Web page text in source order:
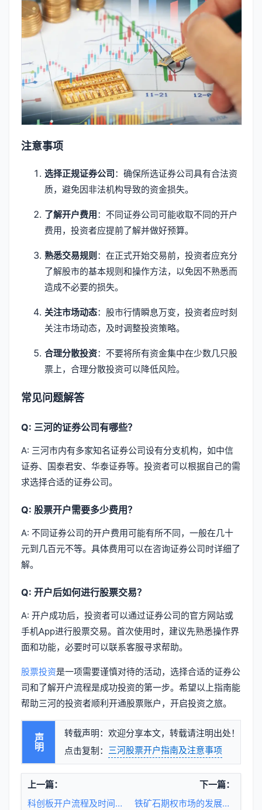
注意事项
选择正规证券公司 ：确保所选证券公司具有合法资
质，避免因非法机构导致的资金损失。
了解开户费用 ：不同证券公司可能收取不同的开户
费用，投资者应提前了解并做好预算。
熟悉交易规则 ：在正式开始交易前，投资者应充分
了解股市的基本规则和操作方法，以免因不熟悉而
造成不必要的损失。
关注市场动态：股市行情瞬息万变，投资者应时刻
关注市场动态，及时调整投资策略。
合理分散投资：不要将所有资金集中在少数几只股
票上，合理分散投资可以降低风险。
常见问题解答
Q: 三河的证券公司有哪些？
A: 三河市内有多家知名证券公司设有分支机构，如中信
证券、国泰君安、华泰证券等。投资者可以根据自己的需
求选择合适的证券公司。
Q: 股票开户需要多少费用？
A: 不同证券公司的开户费用可能有所不同，一般在几十
元到几百元不等。具体费用可以在咨询证券公司时详细了
解。
Q: 开户后如何进行股票交易？
A: 开户成功后，投资者可以通过证券公司的官方网站或
手机App进行股票交易。首次使用时，建议先熟悉操作界
面和功能，必要时可以联系客服寻求帮助。
股票投资是一项需要谨慎对待的活动，选择合适的证券公
司和了解开户流程是成功投资的第一步。希望以上指南能
帮助三河的投资者顺利开通股票账户，开启投资之旅。
声明
转载声明：欢迎分享本文，转载请注明出处！
点击复制： 三河股票开户指南及注意事项
上一篇：
科创板开户流程及时间详解
下一篇：
铁矿石期权市场的发展与策略